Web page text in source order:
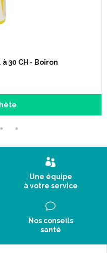
30 CH - Boiron
Une équipe
à votre service
Nos conseils
santé